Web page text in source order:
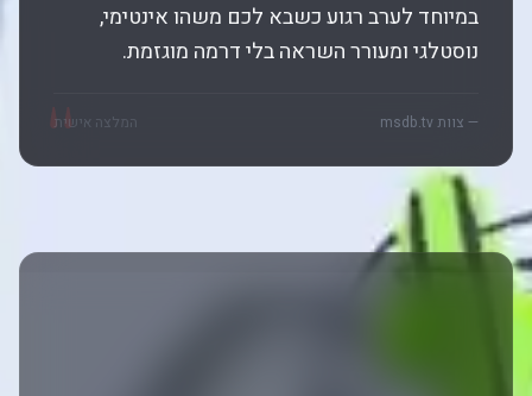
"
במיוחד לערב רגוע כשבא לכם משהו אינטימי,
נוסטלגי ומעורר השראה בלי דרמה מוגזמת.
— צוות msdb.tv המלצה אישית